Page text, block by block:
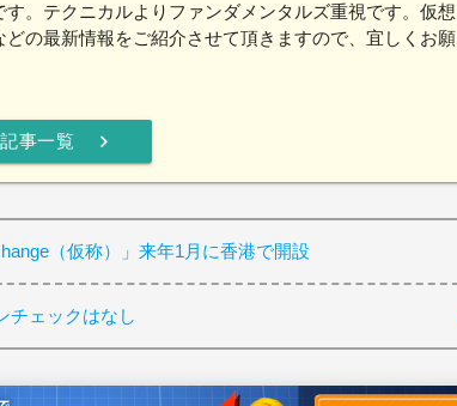
。テクニカルよりファンダメンタルズ重視です。仮想
の最新情報をご紹介させて頂きますので、宜しくお願
記事一覧 chevron_right
（仮称）」来年1月に香港で開設
チェックはなし